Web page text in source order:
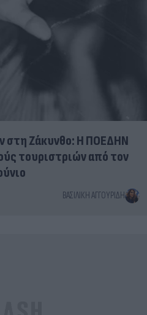
στη Ζάκυνθο: Η ΠΟΕΔΗΝ
τουριστριών από τον
ΒΑΣΙΛΙΚΉ ΑΓΓΟΥΡΊΔΗ